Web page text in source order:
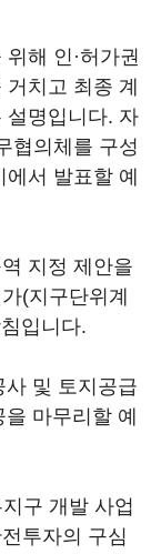
해 인·허가권
치고 최종 계
설명입니다. 자
협의체를 구성
서 발표할 예
지정 제안을
(지구단위계
입니다.
및 토지공급
마무리할 예
구 개발 사업
투자의 구심